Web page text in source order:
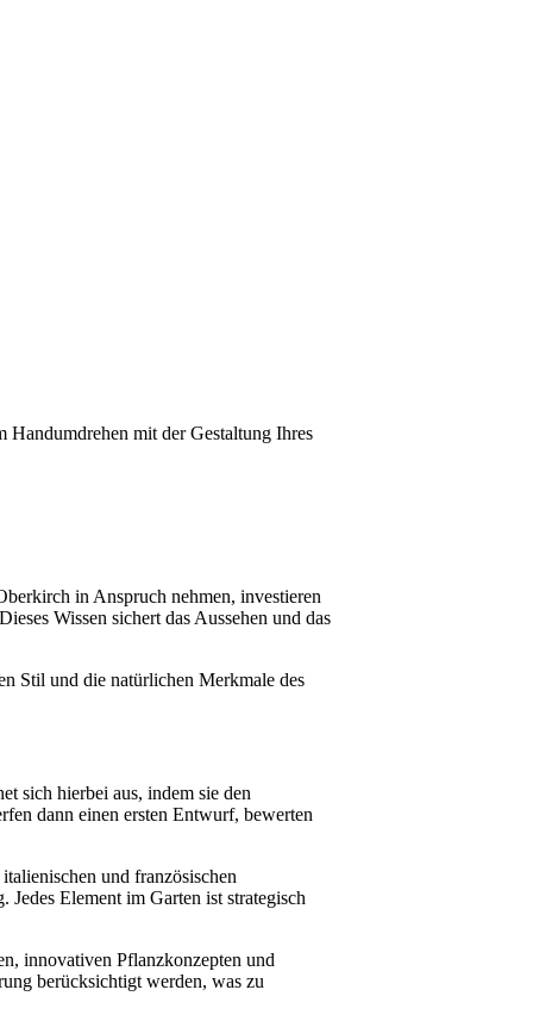
Handumdrehen mit der Gestaltung Ihres
in Anspruch nehmen, investieren
Wissen sichert das Aussehen und das
Stil und die natürlichen Merkmale des
sich hierbei aus, indem sie den
dann einen ersten Entwurf, bewerten
und französischen
Element im Garten ist strategisch
innovativen Pflanzkonzepten und
berücksichtigt werden, was zu